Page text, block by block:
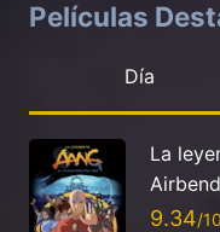
Películas
Día
La
9.34